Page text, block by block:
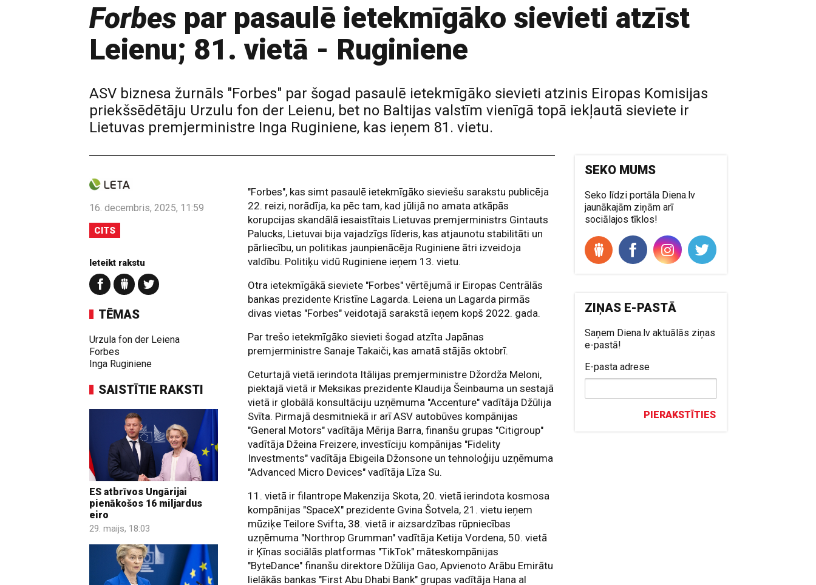
Forbes par pasaulē ietekmīgāko sievieti atzīst
Leienu; 81. vietā - Ruginiene
ASV biznesa žurnāls "Forbes" par šogad pasaulē ietekmīgāko sievieti atzinis Eiropas Komisijas
priekšsēdētāju Urzulu fon der Leienu, bet no Baltijas valstīm vienīgā topā iekļautā sieviete ir
Lietuvas premjerministre Inga Ruginiene, kas ieņem 81. vietu.
16. decembris, 2025, 11:59
CITS
Ieteikt rakstu
TĒMAS
Urzula fon der Leiena
Forbes
Inga Ruginiene
SAISTĪTIE RAKSTI
ES atbrīvos Ungārijai
pienākošos 16 miljardus
eiro
29. maijs, 18:03
"Forbes", kas simt pasaulē ietekmīgāko sieviešu sarakstu publicēja
22. reizi, norādīja, ka pēc tam, kad jūlijā no amata atkāpās
korupcijas skandālā iesaistītais Lietuvas premjerministrs Gintauts
Palucks, Lietuvai bija vajadzīgs līderis, kas atjaunotu stabilitāti un
pārliecību, un politikas jaunpienācēja Ruginiene ātri izveidoja
valdību. Politiķu vidū Ruginiene ieņem 13. vietu.
Otra ietekmīgākā sieviete "Forbes" vērtējumā ir Eiropas Centrālās
bankas prezidente Kristīne Lagarda. Leiena un Lagarda pirmās
divas vietas "Forbes" veidotajā sarakstā ieņem kopš 2022. gada.
Par trešo ietekmīgāko sievieti šogad atzīta Japānas
premjerministre Sanaje Takaiči, kas amatā stājās oktobrī.
Ceturtajā vietā ierindota Itālijas premjerministre Džordža Meloni,
piektajā vietā ir Meksikas prezidente Klaudija Šeinbauma un sestajā
vietā ir globālā konsultāciju uzņēmuma "Accenture" vadītāja Džūlija
Svīta. Pirmajā desmitniekā ir arī ASV autobūves kompānijas
"General Motors" vadītāja Mērija Barra, finanšu grupas "Citigroup"
vadītāja Džeina Freizere, investīciju kompānijas "Fidelity
Investments" vadītāja Ebigeila Džonsone un tehnoloģiju uzņēmuma
"Advanced Micro Devices" vadītāja Līza Su.
11. vietā ir filantrope Makenzija Skota, 20. vietā ierindota kosmosa
kompānijas "SpaceX" prezidente Gvina Šotvela, 21. vietu ieņem
mūziķe Teilore Svifta, 38. vietā ir aizsardzības rūpniecības
uzņēmuma "Northrop Grumman" vadītāja Ketija Vordena, 50. vietā
ir Ķīnas sociālās platformas "TikTok" māteskompānijas
"ByteDance" finanšu direktore Džūlija Gao, Apvienoto Arābu Emirātu
lielākās bankas "First Abu Dhabi Bank" grupas vadītāja Hana al
SEKO MUMS
Seko līdzi portāla Diena.lv
jaunākajām ziņām arī
sociālajos tīklos!
ZIŅAS E-PASTĀ
Saņem Diena.lv aktuālās ziņas
e-pastā!
E-pasta adrese
PIERAKSTĪTIES